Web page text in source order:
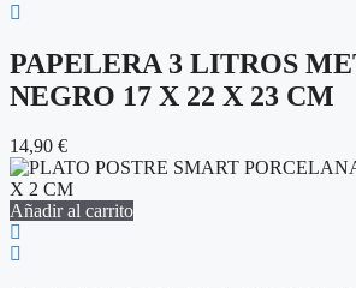
PAPELERA 3 LITROS
NEGRO 17 X 22 X 23 CM
14,90 €
Añadir al carrito